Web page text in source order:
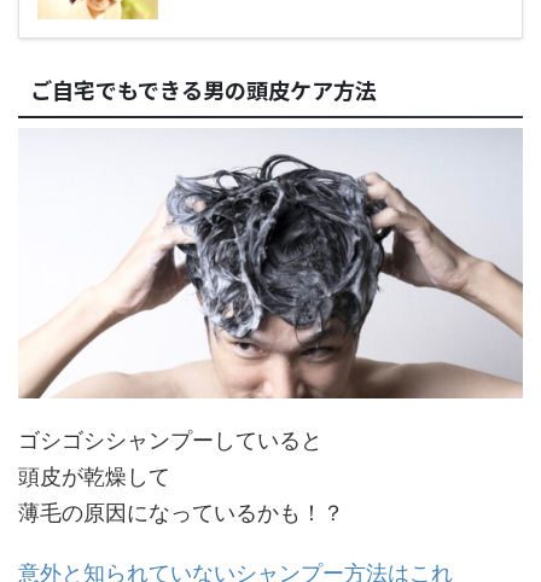
ご自宅でもできる男の頭皮ケア方法
ゴシゴシシャンプーしていると
頭皮が乾燥して
薄毛の原因になっているかも！？
意外と知られていないシャンプー方法はこれ